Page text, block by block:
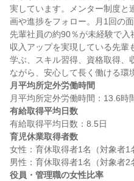
実しています。メンター制度と
画や進捗をフォロー。月1回の
先輩社員の約90％が未経験で入
収入アップを実現している先輩
学ぶ、スキル習得、資格取得、
月平均所定外労働時間
有給取得平均日数
育児休業取得者数
女性：育休取得者1名（対象者1
役員・管理職の女性比率